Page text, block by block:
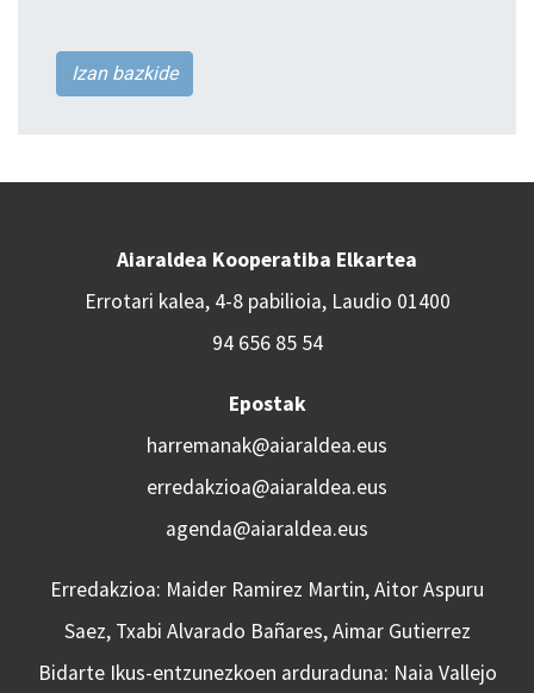
Izan bazkide
Aiaraldea Kooperatiba Elkartea
Errotari kalea, 4-8 pabilioia, Laudio 01400
94 656 85 54
Epostak
harremanak@aiaraldea.eus
erredakzioa@aiaraldea.eus
agenda@aiaraldea.eus
Erredakzioa: Maider Ramirez Martin, Aitor Aspuru
Saez, Txabi Alvarado Bañares, Aimar Gutierrez
Bidarte Ikus-entzunezkoen arduraduna: Naia Vallejo